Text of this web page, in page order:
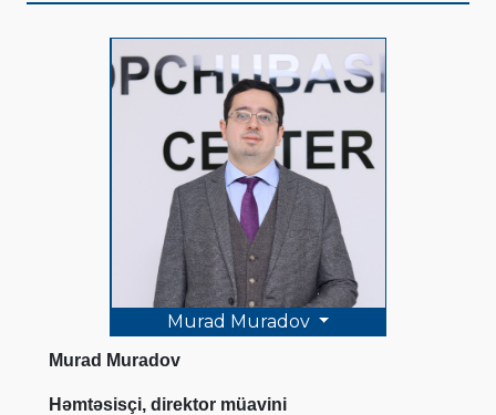
Murad Muradov
Murad Muradov
Həmtəsisçi, direktor müavini